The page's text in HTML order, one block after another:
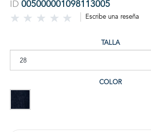
ID 005000001098113005
Escribe una reseña
TALLA
COLOR